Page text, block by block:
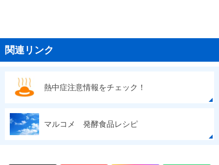
関連リンク
熱中症注意情報をチェック！
マルコメ 発酵食品レシピ